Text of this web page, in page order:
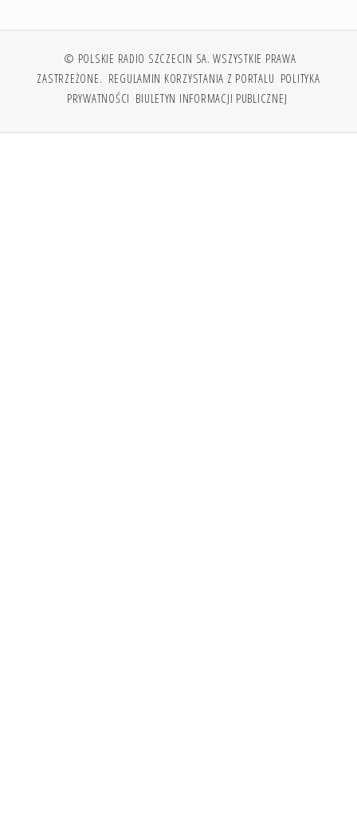
© POLSKIE RADIO SZCZECIN SA. WSZYSTKIE PRAWA
ZASTRZEŻONE. REGULAMIN KORZYSTANIA Z PORTALU POLITYKA
PRYWATNOŚCI BIULETYN INFORMACJI PUBLICZNEJ